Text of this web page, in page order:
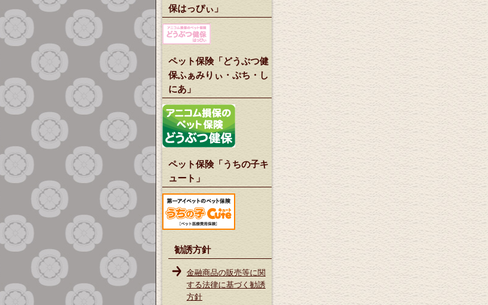
保はっぴぃ」
ペット保険「どうぶつ健
保ふぁみりぃ・ぷち・し
にあ」
ペット保険「うちの子キ
ュート」
勧誘方針
金融商品の販売等に関
する法律に基づく勧誘
方針